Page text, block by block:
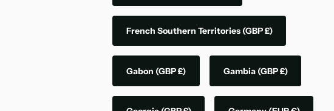
French Southern Territories (GBP £)
Gabon (GBP £) Gambia (GBP £)